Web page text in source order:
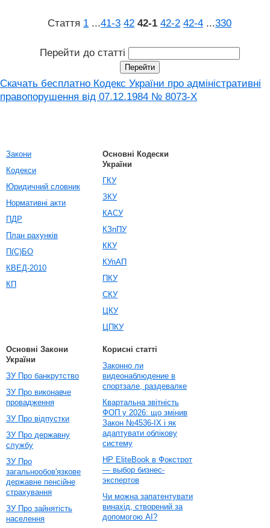
Стаття 1 ...41‑3 42 42‑1 42‑2 42‑4 ...330
Перейти до статті
Скачать бесплатно Кодекс України про адміністративні
правопорушення вiд 07.12.1984 № 8073-X
Закони
Кодекси
Юридичний словник
Нормативні акти
ПДР
План рахунків
П(С)БО
КВЕД-2010
КП
Основні Кодески
України
ГКУ
ЗКУ
КАСУ
КЗпПУ
ККУ
КУпАП
ПКУ
СКУ
ЦКУ
ЦПКУ
Основні Закони
України
ЗУ Про банкрутство
ЗУ Про виконавче
провадження
ЗУ Про відпустки
ЗУ Про державну
службу
ЗУ Про
загальнообов'язкове
державне пенсійне
страхування
ЗУ Про зайнятість
населення
Корисні статті
Законно ли
видеонаблюдение в
спортзале, раздевалке
Квартальна звітність
ФОП у 2026: що змінив
Закон №4536-IX і як
адаптувати облікову
систему
HP EliteBook в Фокстрот
— выбор бизнес-
экспертов
Чи можна запатентувати
винахід, створений за
допомогою AI?